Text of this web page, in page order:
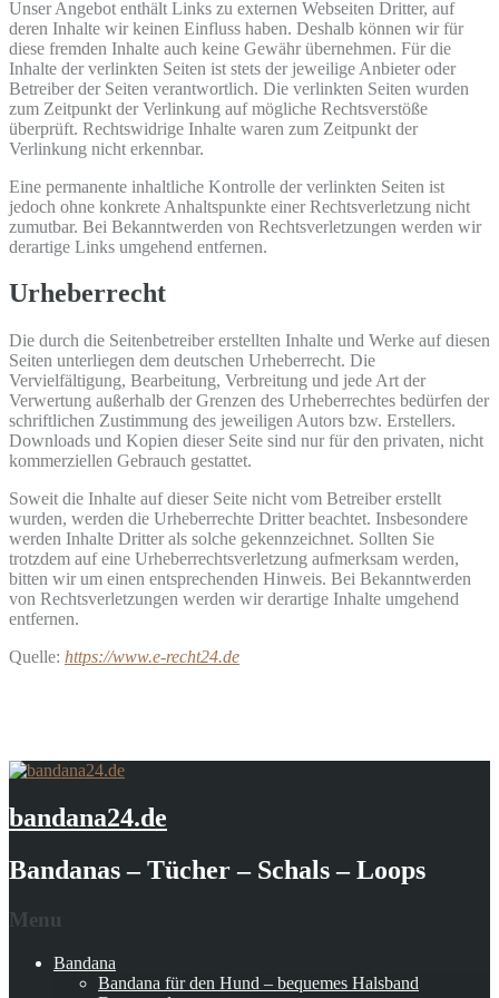
Unser Angebot enthält Links zu externen Webseiten Dritter, auf
deren Inhalte wir keinen Einfluss haben. Deshalb können wir für
diese fremden Inhalte auch keine Gewähr übernehmen. Für die
Inhalte der verlinkten Seiten ist stets der jeweilige Anbieter oder
Betreiber der Seiten verantwortlich. Die verlinkten Seiten wurden
zum Zeitpunkt der Verlinkung auf mögliche Rechtsverstöße
überprüft. Rechtswidrige Inhalte waren zum Zeitpunkt der
Verlinkung nicht erkennbar.
Eine permanente inhaltliche Kontrolle der verlinkten Seiten ist
jedoch ohne konkrete Anhaltspunkte einer Rechtsverletzung nicht
zumutbar. Bei Bekanntwerden von Rechtsverletzungen werden wir
derartige Links umgehend entfernen.
Urheberrecht
Die durch die Seitenbetreiber erstellten Inhalte und Werke auf diesen
Seiten unterliegen dem deutschen Urheberrecht. Die
Vervielfältigung, Bearbeitung, Verbreitung und jede Art der
Verwertung außerhalb der Grenzen des Urheberrechtes bedürfen der
schriftlichen Zustimmung des jeweiligen Autors bzw. Erstellers.
Downloads und Kopien dieser Seite sind nur für den privaten, nicht
kommerziellen Gebrauch gestattet.
Soweit die Inhalte auf dieser Seite nicht vom Betreiber erstellt
wurden, werden die Urheberrechte Dritter beachtet. Insbesondere
werden Inhalte Dritter als solche gekennzeichnet. Sollten Sie
trotzdem auf eine Urheberrechtsverletzung aufmerksam werden,
bitten wir um einen entsprechenden Hinweis. Bei Bekanntwerden
von Rechtsverletzungen werden wir derartige Inhalte umgehend
entfernen.
Quelle: https://www.e-recht24.de
bandana24.de
Bandanas – Tücher – Schals – Loops
Menu
Bandana
Bandana für den Hund – bequemes Halsband